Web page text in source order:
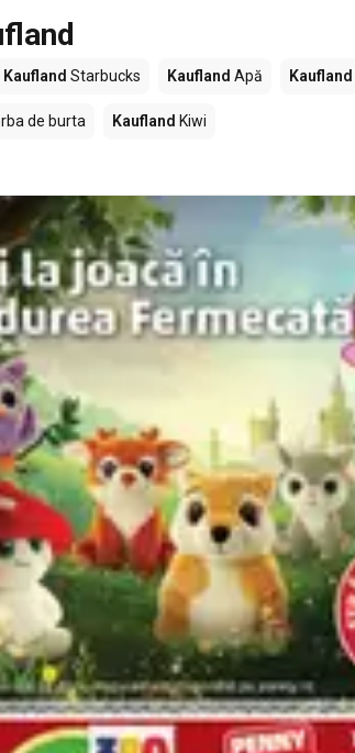
Kaufland Starbucks Kaufland Apă Kaufland
de burta Kaufland Kiwi